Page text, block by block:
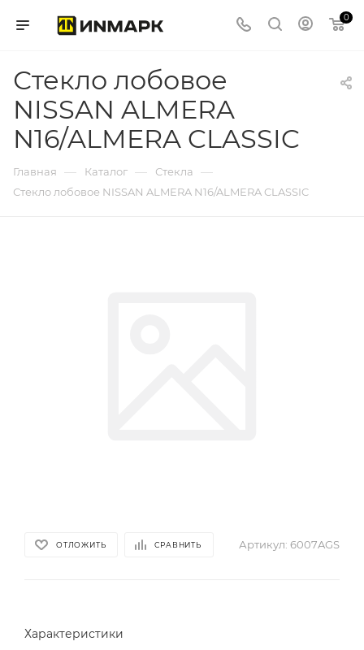
0
Стекло лобовое
NISSAN ALMERA
N16/ALMERA CLASSIC
Главная — Каталог — Стекла —
Стекло лобовое NISSAN ALMERA N16/ALMERA CLASSIC
ОТЛОЖИТЬ СРАВНИТЬ Артикул: 6007AGS
Характеристики